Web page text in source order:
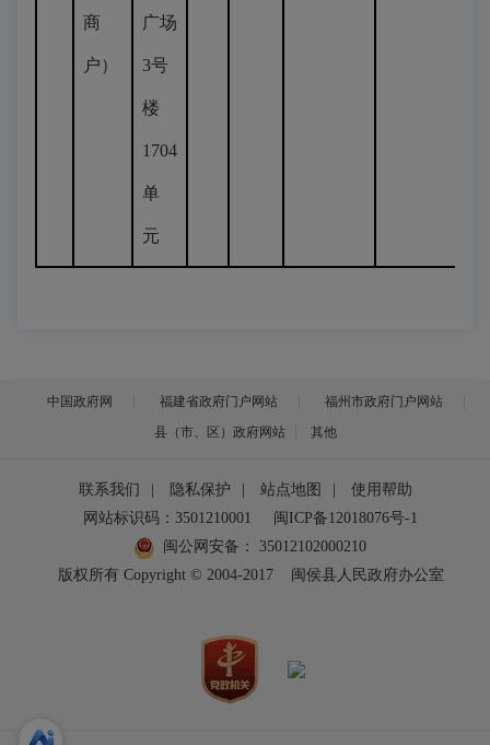
商
户）
广场
3号
楼
1704
单
元
中国政府网 福建省政府门户网站
福州市政府门户网站
县（市、区）政府网站
其他
联系我们 隐私保护 站点地图
使用帮助
网站标识码：3501210001
闽ICP备12018076号-1
闽公网安备：
35012102000210
版权所有 Copyright © 2004-2017
闽侯县人民政府办公室